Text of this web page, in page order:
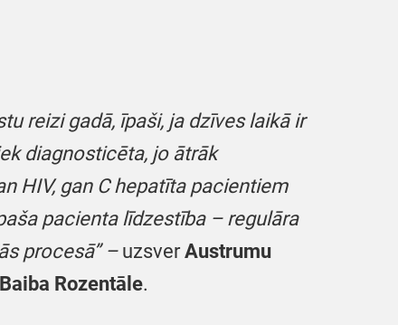
reizi gadā, īpaši, ja dzīves laikā ir
diagnosticēta, jo ātrāk
HIV, gan C hepatīta pacientiem
pacienta līdzestība – regulāra
procesā” –uzsver Austrumu
Rozentāle.